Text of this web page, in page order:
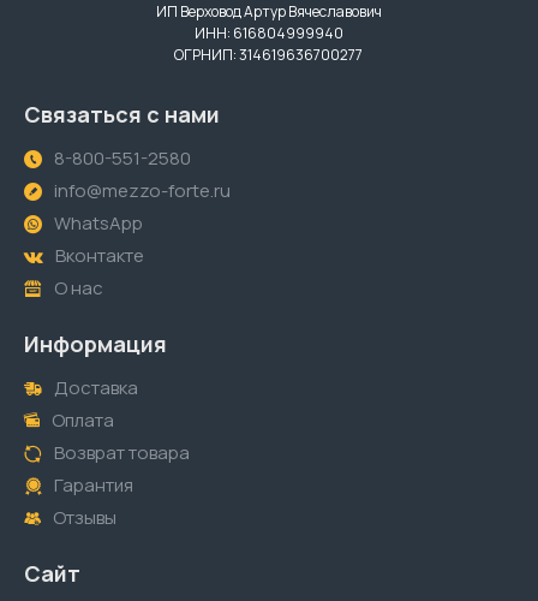
ИП Верховод Артур Вячеславович
ИНН: 616804999940
ОГРНИП: 314619636700277
Связаться с нами
8-800-551-2580
info@mezzo-forte.ru
WhatsApp
Вконтакте
О нас
Информация
Доставка
Оплата
Возврат товара
Гарантия
Отзывы
Сайт